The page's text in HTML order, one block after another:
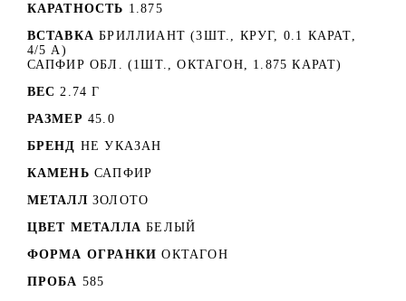
КАРАТНОСТЬ 1.875
ВСТАВКА БРИЛЛИАНТ (3ШТ., КРУГ, 0.1 КАРАТ,
4/5 А)
САПФИР ОБЛ. (1ШТ., ОКТАГОН, 1.875 КАРАТ)
ВЕС 2.74 Г
РАЗМЕР 45.0
БРЕНД НЕ УКАЗАН
КАМЕНЬ САПФИР
МЕТАЛЛ ЗОЛОТО
ЦВЕТ МЕТАЛЛА БЕЛЫЙ
ФОРМА ОГРАНКИ ОКТАГОН
ПРОБА 585